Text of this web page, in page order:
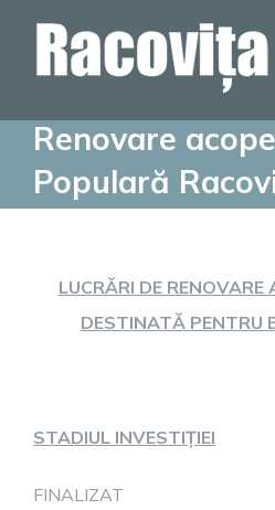
Renovare
Populară
LUCRĂRI DE RENOVARE
DESTINATĂ PENTRU
STADIUL INVESTIȚIEI
FINALIZAT